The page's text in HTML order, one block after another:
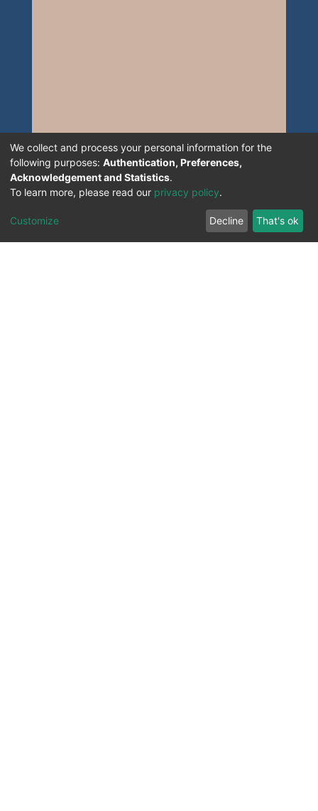
We collect and process your personal information for the
following purposes: Authentication, Preferences,
Acknowledgement and Statistics.
To learn more, please read our privacy policy.
Customize Decline That's ok